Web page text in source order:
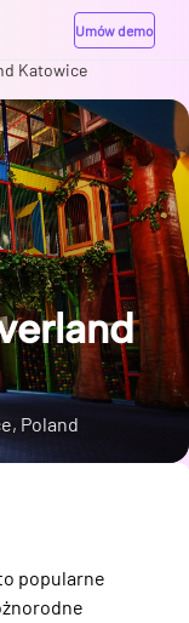
Umów demo
Katowice
Poland
popularne